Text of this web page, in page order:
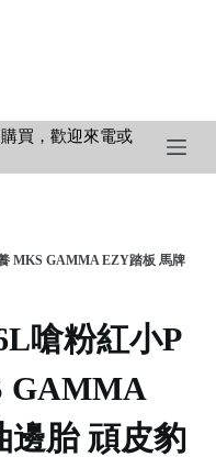
買，歡迎來電或
MKS GAMMA EZY踏板 馬牌
嗆粉紅小P
GAMMA
邊胎 頑皮豹